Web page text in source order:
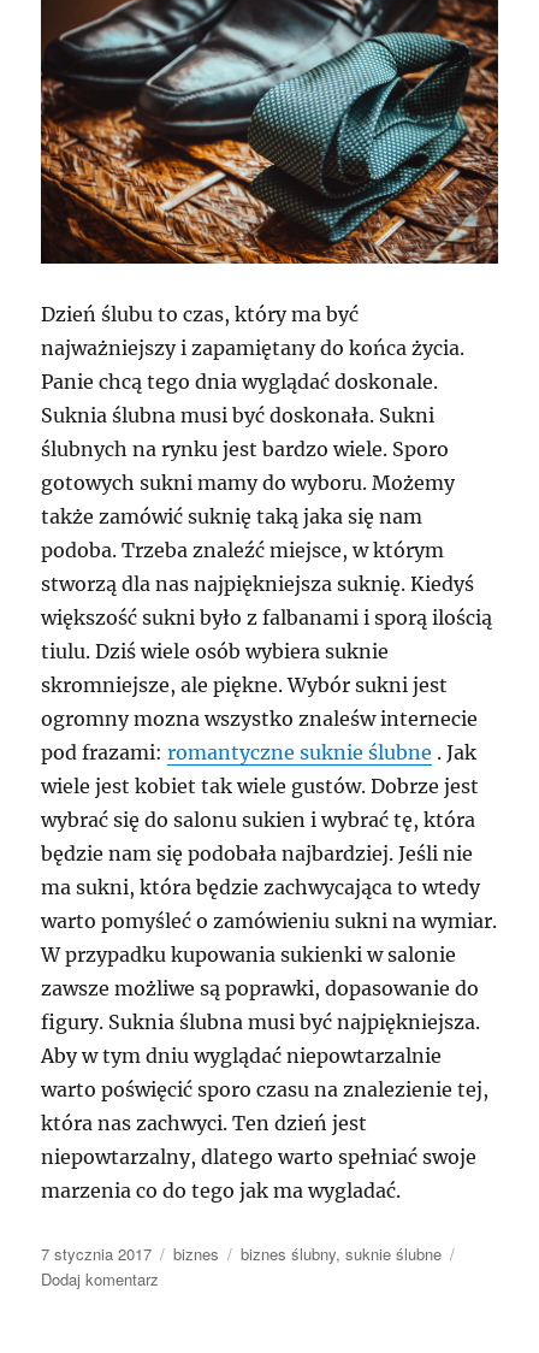
Dzień ślubu to czas, który ma być
najważniejszy i zapamiętany do końca życia.
Panie chcą tego dnia wyglądać doskonale.
Suknia ślubna musi być doskonała. Sukni
ślubnych na rynku jest bardzo wiele. Sporo
gotowych sukni mamy do wyboru. Możemy
także zamówić suknię taką jaka się nam
podoba. Trzeba znaleźć miejsce, w którym
stworzą dla nas najpiękniejsza suknię. Kiedyś
większość sukni było z falbanami i sporą ilością
tiulu. Dziś wiele osób wybiera suknie
skromniejsze, ale piękne. Wybór sukni jest
ogromny mozna wszystko znaleśw internecie
pod frazami:romantyczne suknie ślubne . Jak
wiele jest kobiet tak wiele gustów. Dobrze jest
wybrać się do salonu sukien i wybrać tę, która
będzie nam się podobała najbardziej. Jeśli nie
ma sukni, która będzie zachwycająca to wtedy
warto pomyśleć o zamówieniu sukni na wymiar.
W przypadku kupowania sukienki w salonie
zawsze możliwe są poprawki, dopasowanie do
figury. Suknia ślubna musi być najpiękniejsza.
Aby w tym dniu wyglądać niepowtarzalnie
warto poświęcić sporo czasu na znalezienie tej,
która nas zachwyci. Ten dzień jest
niepowtarzalny, dlatego warto spełniać swoje
marzenia co do tego jak ma wygladać.
Data
publikacji
7 stycznia 2017 Kategorie
biznes Tagi
biznes ślubny,suknie ślubne
Dodaj komentarz